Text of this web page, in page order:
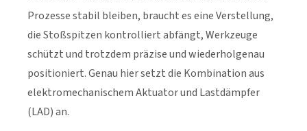
Prozesse stabil bleiben, braucht es eine Verstellung,
die Stoßspitzen kontrolliert abfängt, Werkzeuge
schützt und trotzdem präzise und wiederholgenau
positioniert. Genau hier setzt die Kombination aus
elektromechanischem Aktuator und Lastdämpfer
(LAD) an.